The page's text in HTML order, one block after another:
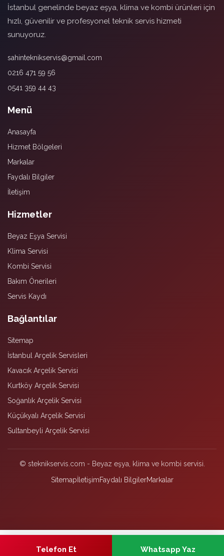
İstanbul genelinde beyaz eşya, klima ve kombi ürünleri için
hızlı, güvenilir ve profesyonel teknik servis hizmeti
sunuyoruz.
sahinteknikservis@gmail.com
0216 471 59 56
0541 359 44 43
Menü
Anasayfa
Hizmet Bölgeleri
Markalar
Faydalı Bilgiler
İletişim
Hizmetler
Beyaz Eşya Servisi
Klima Servisi
Kombi Servisi
Bakım Önerileri
Servis Kaydı
Bağlantılar
Sitemap
İstanbul Arçelik Servisleri
Kavacık Arçelik Servisi
Kurtköy Arçelik Servisi
Soğanlık Arçelik Servisi
Küçükyalı Arçelik Servisi
Sultanbeyli Arçelik Servisi
© steknikservis.com - Beyaz eşya, klima ve kombi servisi.
SitemapİletişimFaydalı BilgilerMarkalar
Telefon Et Whatsapp Yaz